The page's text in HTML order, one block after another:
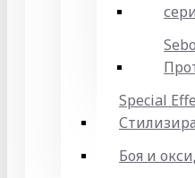
Special
Боя и